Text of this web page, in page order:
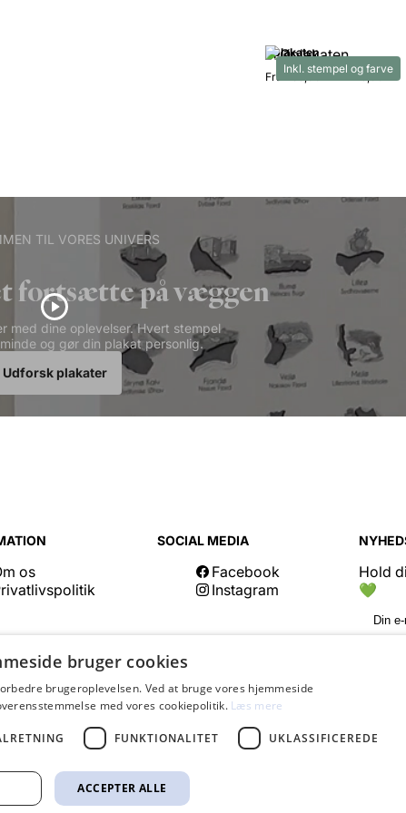
Inkl. stempel og farve
Øplakaten
Fra 289,00 kr-449,00 kr
TIL VORES UNIVERS
fortsætte på væggen
med dine oplevelser. Hvert stempel
og gør din plakat personlig.
Udforsk plakater
os
SOCIAL MEDIA
Facebook
Instagram
Hold
💚
bruger cookies
brugeroplevelsen. Ved at bruge vores hjemmeside
med vores cookiepolitik. Læs mere
FUNKTIONALITET UKLASSIFICEREDE
ACCEPTER ALLE